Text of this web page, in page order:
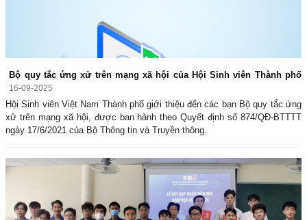
Bộ quy tắc ứng xử trên mạng xã hội của Hội Sinh viên Thành phố
16-09-2025
Hội Sinh viên Việt Nam Thành phố giới thiệu đến các bạn Bộ quy tắc ứng
xử trên mạng xã hội, được ban hành theo Quyết định số 874/QĐ-BTTTT
ngày 17/6/2021 của Bộ Thông tin và Truyền thông.